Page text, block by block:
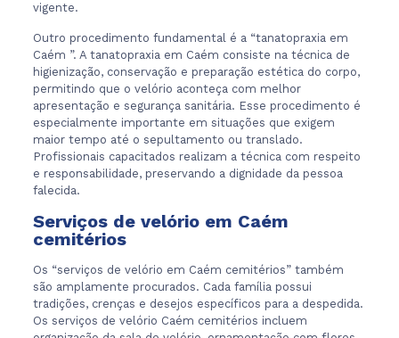
vigente.
Outro procedimento fundamental é a “tanatopraxia em
Caém ”. A tanatopraxia em Caém consiste na técnica de
higienização, conservação e preparação estética do corpo,
permitindo que o velório aconteça com melhor
apresentação e segurança sanitária. Esse procedimento é
especialmente importante em situações que exigem
maior tempo até o sepultamento ou translado.
Profissionais capacitados realizam a técnica com respeito
e responsabilidade, preservando a dignidade da pessoa
falecida.
Serviços de velório em Caém
cemitérios
Os “serviços de velório em Caém cemitérios” também
são amplamente procurados. Cada família possui
tradições, crenças e desejos específicos para a despedida.
Os serviços de velório Caém cemitérios incluem